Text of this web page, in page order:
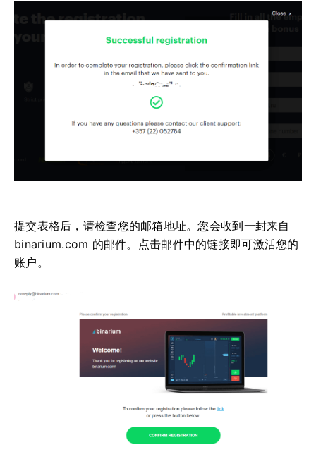
提交表格后，请检查您的邮箱地址。您会收到一封来自
binarium.com 的邮件。点击邮件中的链接即可激活您的
账户。